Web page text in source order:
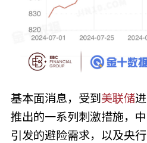
基本面消息，受到 美联储
推出的一系列刺激措施，
引发的避险需求，以及央